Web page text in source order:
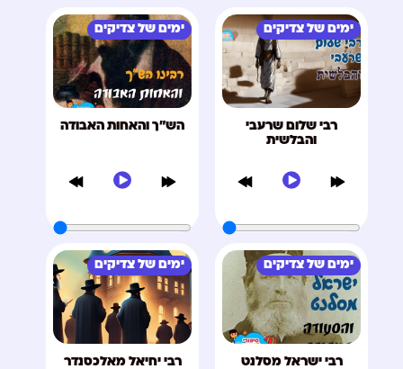
ימים של צדיקים
רבי שלום שרעבי
והבלשית
ימים של צדיקים
הש"ך והאחות האבודה
ימים של צדיקים
רבי ישראל מסלנט
ימים של צדיקים
רבי יחיאל מאלכסנדר